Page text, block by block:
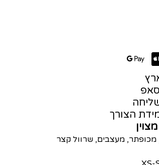
הצורך
מכופתר, מעצבים, שרוול קצר